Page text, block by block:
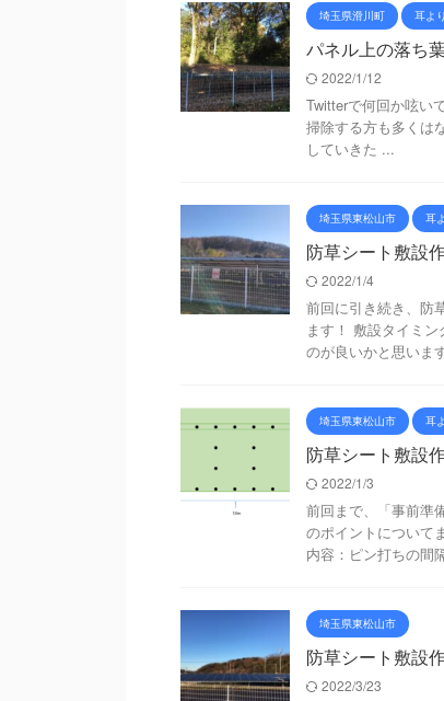
埼玉県滑川町 耳よ
パネル上の落ち
2022/1/12
Twitterで何回か呟い
掃除する方も多くは
していきた ...
埼玉県東松山市 耳
防草シート敷設
2022/1/4
前回に引き続き、防
ます！ 敷設タイミ
のが良いかと思いま
埼玉県東松山市 耳
防草シート敷設
2022/1/3
前回まで、「事前準
のポイントについて
内容：ピン打ちの間
埼玉県東松山市
防草シート敷設
2022/3/23